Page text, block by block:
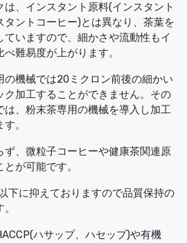
は、インスタント原料(インスタント
タントコーヒー)とは異なり、茶葉を
ていますので、細かさや流動性もイ
難易度が上がります。
の機械では20ミクロン前後の細かい
ク加工することができません。その
は、粉末茶専用の機械を導入し加工
。
ず、微粒子コーヒーや健康茶関連原
が可能です。
下に抑えておりますので品質保持の
ハサップ、ハセップ)や有機